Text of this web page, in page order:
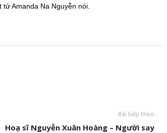
Amanda Na Nguyễn nói.
Bài tiếp theo
Hoạ sĩ Nguyễn Xuân Hoàng – Người say